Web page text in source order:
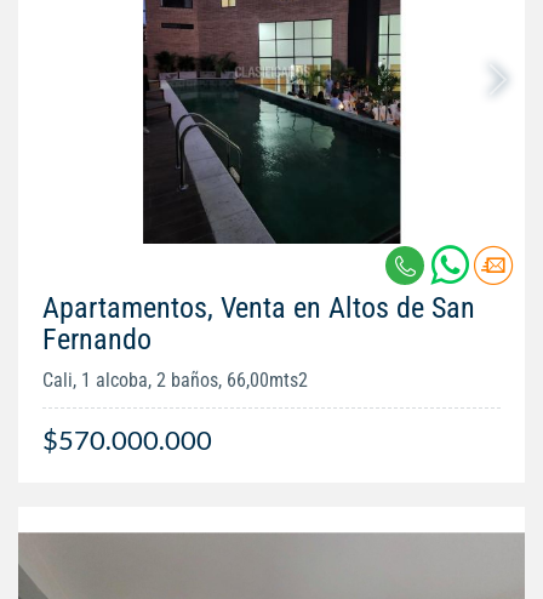
Apartamentos, Venta en Altos de San
Fernando
Cali, 1 alcoba, 2 baños, 66,00mts2
$570.000.000